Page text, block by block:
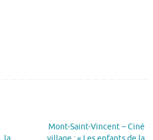
Mont-Saint-Vincent – Ciné